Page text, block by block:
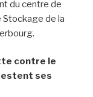
du centre de
de la
contre le
ses